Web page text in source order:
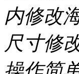
内修改
尺寸修